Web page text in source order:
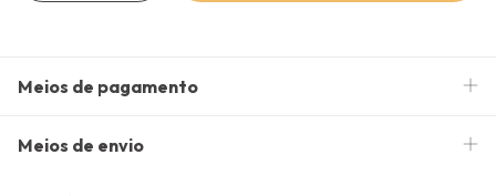
Meios de pagamento
Meios de envio